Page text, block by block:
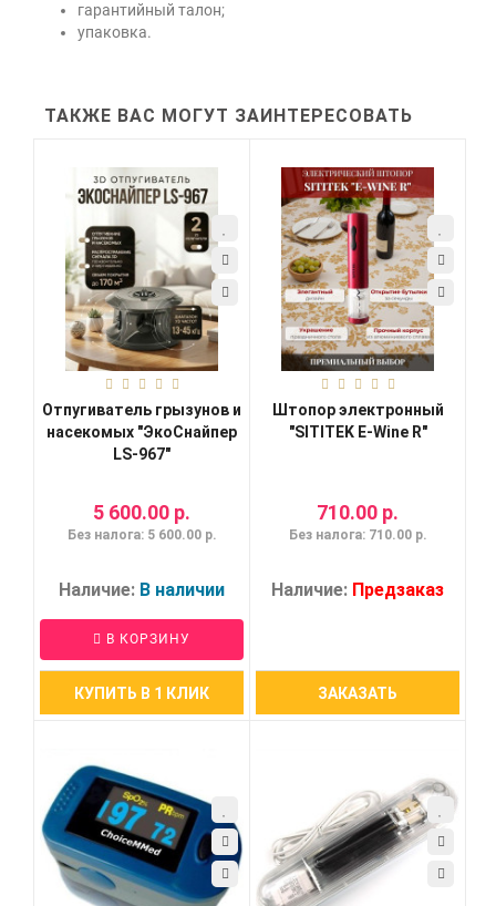
гарантийный талон;
упаковка.
ТАКЖЕ ВАС МОГУТ ЗАИНТЕРЕСОВАТЬ
Отпугиватель грызунов и
насекомых "ЭкоСнайпер
LS-967"
5 600.00 р.
Без налога: 5 600.00 р.
Наличие: В наличии
В КОРЗИНУ
КУПИТЬ В 1 КЛИК
Штопор электронный
"SITITEK E-Wine R"
710.00 р.
Без налога: 710.00 р.
Наличие: Предзаказ
ЗАКАЗАТЬ